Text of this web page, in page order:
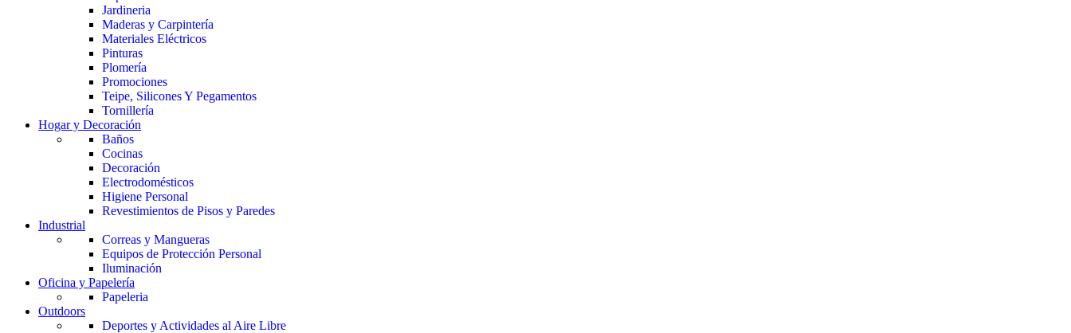
Jardineria
Maderas y Carpintería
Materiales Eléctricos
Pinturas
Plomería
Promociones
Teipe, Silicones Y Pegamentos
Tornillería
Hogar y Decoración
Baños
Cocinas
Decoración
Electrodomésticos
Higiene Personal
Revestimientos de Pisos y Paredes
Industrial
Correas y Mangueras
Equipos de Protección Personal
Iluminación
Oficina y Papelería
Papeleria
Outdoors
Deportes y Actividades al Aire Libre